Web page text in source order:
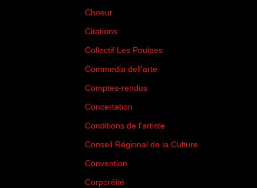
Choeur
Citations
Collectif Les Poulpes
Commedia dell'arte
Comptes-rendus
Concertation
Conditions de l'artiste
Conseil Régional de la Culture
Convention
Corporéité